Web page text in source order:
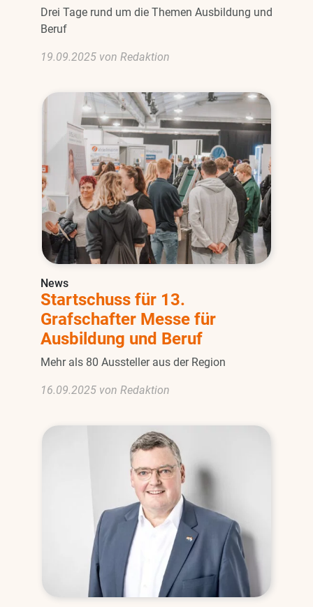
Drei Tage rund um die Themen Ausbildung und
Beruf
19.09.2025 von Redaktion
News
Startschuss für 13.
Grafschafter Messe für
Ausbildung und Beruf
Mehr als 80 Aussteller aus der Region
16.09.2025 von Redaktion